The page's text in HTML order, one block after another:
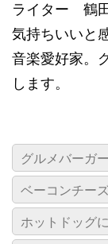
ライター 鶴
気持ちいいと
音楽愛好家。
します。
グルメバーガー
ベーコンチー
ホットドッグ